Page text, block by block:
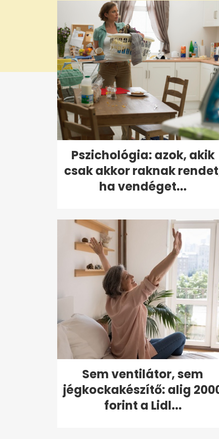
Pszichológia: azok, akik
csak akkor raknak
ha vendéget...
Sem ventilátor, sem
jégkockakészítő: alig
forint a Lidl...